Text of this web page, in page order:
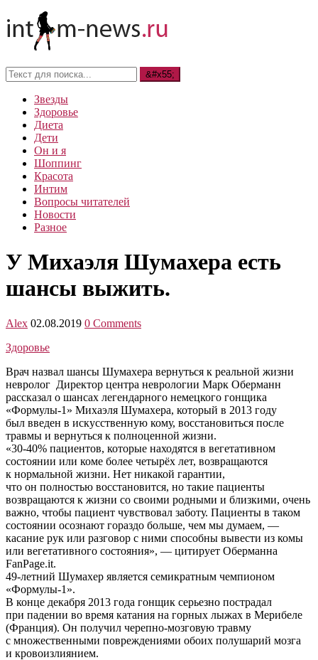
Звезды
Здоровье
Диета
Дети
Он и я
Шоппинг
Красота
Интим
Вопросы читателей
Новости
Разное
У Михаэля Шумахера есть
шансы выжить.
Alex 02.08.2019 0 Comments
Здоровье
Врач назвал шансы Шумахера вернуться к реальной жизни
невролог Директор центра неврологии Марк Оберманн
рассказал о шансах легендарного немецкого гонщика
«Формулы-1» Михаэля Шумахера, который в 2013 году
был введен в искусственную кому, восстановиться после
травмы и вернуться к полноценной жизни.
«30-40% пациентов, которые находятся в вегетативном
состоянии или коме более четырёх лет, возвращаются
к нормальной жизни. Нет никакой гарантии,
что он полностью восстановится, но такие пациенты
возвращаются к жизни со своими родными и близкими, очень
важно, чтобы пациент чувствовал заботу. Пациенты в таком
состоянии осознают гораздо больше, чем мы думаем, —
касание рук или разговор с ними способны вывести из комы
или вегетативного состояния», — цитирует Оберманна
FanPage.it.
49-летний Шумахер является семикратным чемпионом
«Формулы-1».
В конце декабря 2013 года гонщик серьезно пострадал
при падении во время катания на горных лыжах в Мерибеле
(Франция). Он получил черепно-мозговую травму
с множественными повреждениями обоих полушарий мозга
и кровоизлиянием.